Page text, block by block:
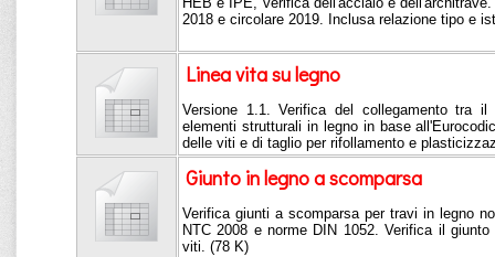
2018 e circolare 2019. Inclusa relazione tipo e
Linea vita su legno
Versione 1.1. Verifica del collegamento tra
elementi strutturali in legno in base
delle viti e di taglio per rifollamento e
Giunto in legno a scomparsa
Verifica giunti a scomparsa per travi in legno
NTC 2008 e norme DIN 1052. Verifica il
viti. (78 K)